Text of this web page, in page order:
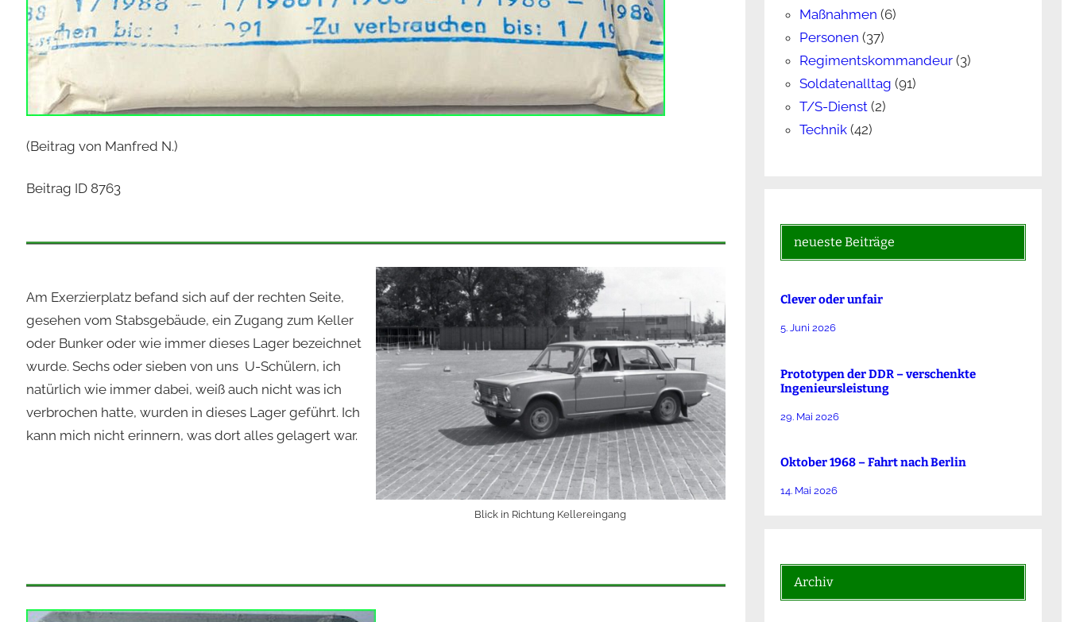
(Beitrag von Manfred N.)
Beitrag ID 8763
Am Exerzierplatz befand sich auf der rechten Seite,
gesehen vom Stabsgebäude, ein Zugang zum Keller
oder Bunker oder wie immer dieses Lager bezeichnet
wurde. Sechs oder sieben von uns U-Schülern, ich
natürlich wie immer dabei, weiß auch nicht was ich
verbrochen hatte, wurden in dieses Lager geführt. Ich
kann mich nicht erinnern, was dort alles gelagert war.
Blick in Richtung Kellereingang
Maßnahmen (6)
Personen (37)
Regimentskommandeur (3)
Soldatenalltag (91)
T/S-Dienst (2)
Technik (42)
neueste Beiträge
Clever oder unfair
5. Juni 2026
Prototypen der DDR – verschenkte
Ingenieursleistung
29. Mai 2026
Oktober 1968 – Fahrt nach Berlin
14. Mai 2026
Archiv